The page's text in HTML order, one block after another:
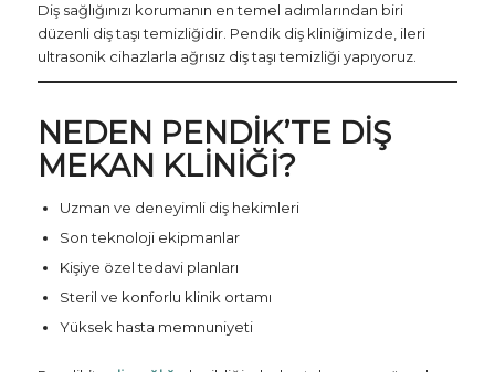
Diş sağlığınızı korumanın en temel adımlarından biri
düzenli diş taşı temizliğidir. Pendik diş kliniğimizde, ileri
ultrasonik cihazlarla ağrısız diş taşı temizliği yapıyoruz.
NEDEN PENDIK’TE DIŞ
MEKAN KLINIĞI?
Uzman ve deneyimli diş hekimleri
Son teknoloji ekipmanlar
Kişiye özel tedavi planları
Steril ve konforlu klinik ortamı
Yüksek hasta memnuniyeti